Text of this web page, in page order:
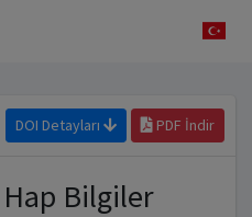
DOI Detayları PDF İndir
Bilgiler